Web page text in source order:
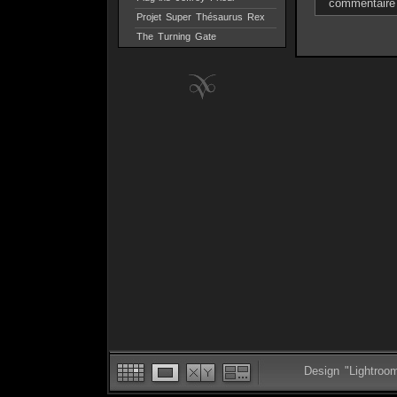
Projet Super Thésaurus Rex
The Turning Gate
commentaire
Design